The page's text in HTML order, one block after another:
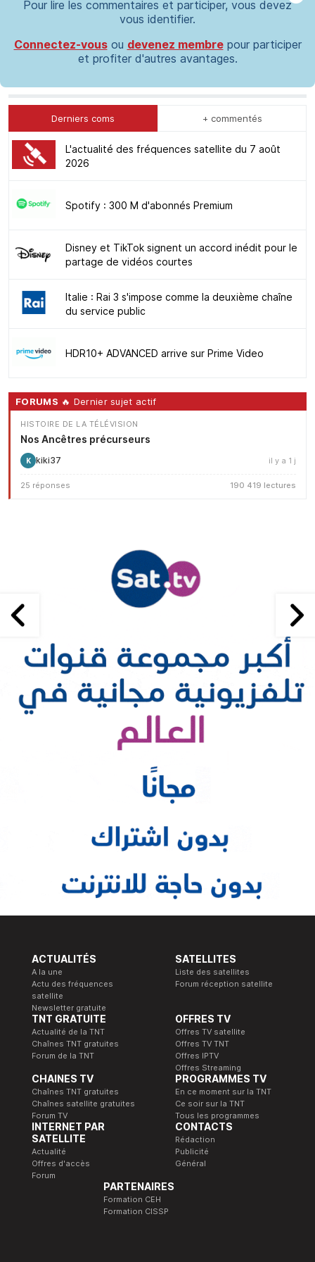
Pour lire les commentaires et participer, vous devez
vous identifier.
Connectez-vousou devenez membrepour participer
et profiter d'autres avantages.
Derniers coms + commentés
L'actualité des fréquences satellite du 7 août
2026
Spotify : 300 M d'abonnés Premium
Disney et TikTok signent un accord inédit pour le
partage de vidéos courtes
Italie : Rai 3 s'impose comme la deuxième chaîne
du service public
HDR10+ ADVANCED arrive sur Prime Video
FORUMS 🔥 Dernier sujet actif
HISTOIRE DE LA TÉLÉVISION
Nos Ancêtres précurseurs
K kiki37 il y a 1 j
25 réponses 190 419 lectures
ACTUALITÉS
A la une
Actu des fréquences
satellite
Newsletter gratuite
SATELLITES
Liste des satellites
Forum réception satellite
TNT GRATUITE
Actualité de la TNT
Chaînes TNT gratuites
Forum de la TNT
OFFRES TV
Offres TV satellite
Offres TV TNT
Offres IPTV
Offres Streaming
CHAINES TV
Chaînes TNT gratuites
Chaînes satellite gratuites
Forum TV
PROGRAMMES TV
En ce moment sur la TNT
Ce soir sur la TNT
Tous les programmes
INTERNET PAR
SATELLITE
Actualité
Offres d'accès
Forum
CONTACTS
Rédaction
Publicité
Général
PARTENAIRES
Formation CEH
Formation CISSP